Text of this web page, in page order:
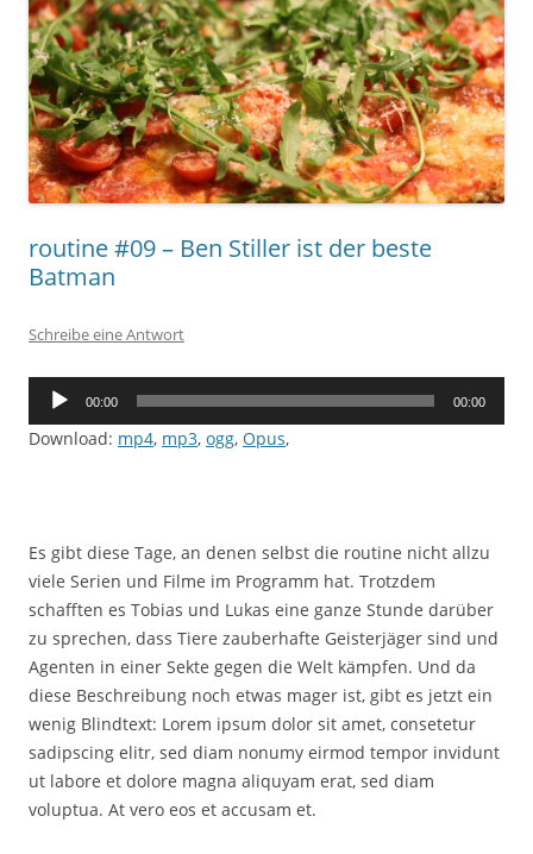
routine #09 – Ben Stiller ist der beste
Batman
Schreibe eine Antwort
Audio-
00:00 00:00
Download: mp4, mp3, ogg, Opus,
Es gibt diese Tage, an denen selbst die routine nicht allzu
viele Serien und Filme im Programm hat. Trotzdem
schafften es Tobias und Lukas eine ganze Stunde darüber
zu sprechen, dass Tiere zauberhafte Geisterjäger sind und
Agenten in einer Sekte gegen die Welt kämpfen. Und da
diese Beschreibung noch etwas mager ist, gibt es jetzt ein
wenig Blindtext: Lorem ipsum dolor sit amet, consetetur
sadipscing elitr, sed diam nonumy eirmod tempor invidunt
ut labore et dolore magna aliquyam erat, sed diam
voluptua. At vero eos et accusam et.